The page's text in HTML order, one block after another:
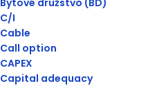
C/I
Cable
Call option
CAPEX
Capital adequacy